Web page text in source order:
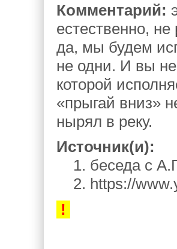
Комментарий:
естественно,
да, мы будем
не одни. И вы
которой
«прыгай вниз»
нырял в реку.
Источник(и):
1. беседа с
2. https://
!